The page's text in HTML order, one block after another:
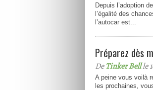
Depuis l’adoption
l’égalité des
l’autocar est...
Préparez dès
DeTinker Bellle
A peine vous voilà
les prochaines,